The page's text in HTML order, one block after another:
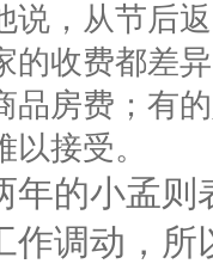
说，从节后
的收费都差
品房费；有
接受。
的小孟则
作调动，所